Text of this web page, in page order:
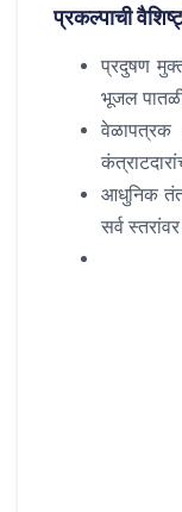
प्रकल्पाची
प्रदुषण
भूजल
वेळापत्रक
आधुनिक
सर्व